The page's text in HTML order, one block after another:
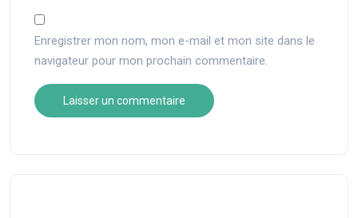
Enregistrer mon nom, mon e-mail et mon site dans le
navigateur pour mon prochain commentaire.